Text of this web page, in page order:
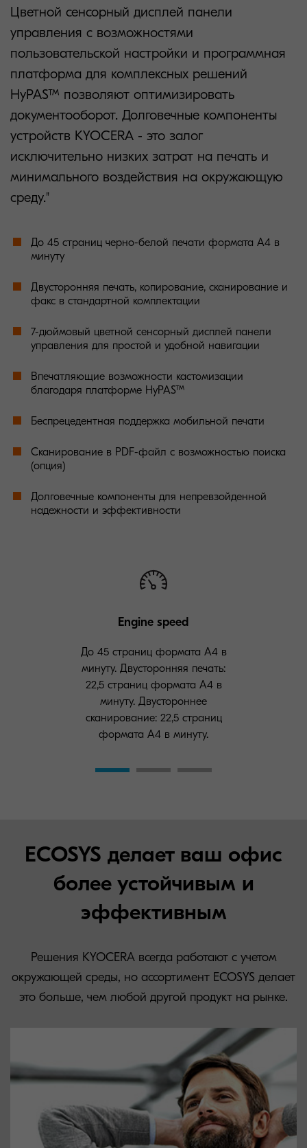
Цветной сенсорный дисплей панели
управления с возможностями
пользовательской настройки и программная
платформа для комплексных решений
HyPAS™ позволяют оптимизировать
документооборот. Долговечные компоненты
устройств KYOCERA - это залог
исключительно низких затрат на печать и
минимального воздействия на окружающую
среду."
До 45 страниц черно-белой печати формата А4 в
минуту
Двусторонняя печать, копирование, сканирование и
факс в стандартной комплектации
7-дюймовый цветной сенсорный дисплей панели
управления для простой и удобной навигации
Впечатляющие возможности кастомизации
благодаря платформе HyPAS™
Беспрецедентная поддержка мобильной печати
Сканирование в PDF-файл с возможностью поиска
(опция)
Долговечные компоненты для непревзойденной
надежности и эффективности
Engine speed
До 45 страниц формата A4 в
минуту. Двусторонняя печать:
22,5 страниц формата A4 в
минуту. Двустороннее
сканирование: 22,5 страниц
формата A4 в минуту.
ECOSYS делает ваш офис
более устойчивым и
эффективным
Решения KYOCERA всегда работают с учетом
окружающей среды, но ассортимент ECOSYS делает
это больше, чем любой другой продукт на рынке.